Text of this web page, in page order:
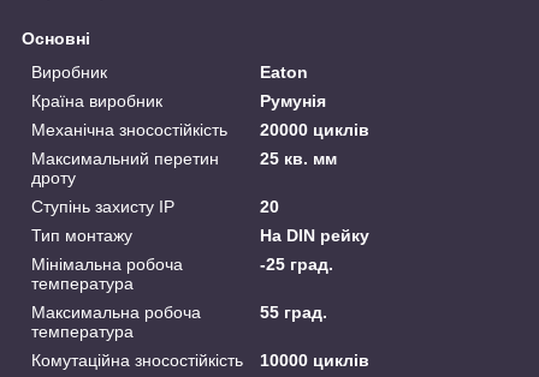
Основні
Виробник
Eaton
Країна виробник
Румунія
Механічна зносостійкість
20000 циклів
Максимальний перетин
дроту
25 кв. мм
Ступінь захисту IP
20
Тип монтажу
На DIN рейку
Мінімальна робоча
температура
-25 град.
Максимальна робоча
температура
55 град.
Комутаційна зносостійкість
10000 циклів